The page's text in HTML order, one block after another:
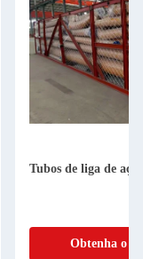
Tubos de liga de
Obtenha o